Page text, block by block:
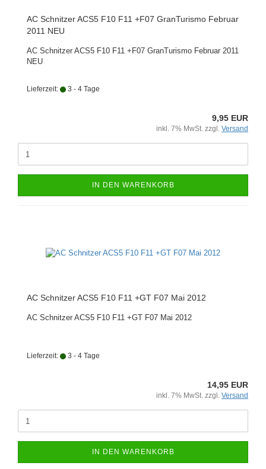
AC Schnitzer ACS5 F10 F11 +F07 GranTurismo Februar
2011 NEU
AC Schnitzer ACS5 F10 F11 +F07 GranTurismo Februar 2011
NEU
Lieferzeit: 3 - 4 Tage
9,95 EUR
inkl. 7% MwSt. zzgl. Versand
IN DEN WARENKORB
AC Schnitzer ACS5 F10 F11 +GT F07 Mai 2012
AC Schnitzer ACS5 F10 F11 +GT F07 Mai 2012
Lieferzeit: 3 - 4 Tage
14,95 EUR
inkl. 7% MwSt. zzgl. Versand
IN DEN WARENKORB